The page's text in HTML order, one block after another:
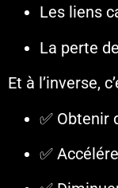
Les liens
La perte
Et à l’inverse,
✅ Obtenir
✅